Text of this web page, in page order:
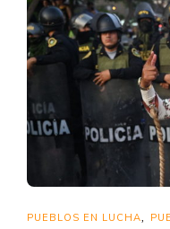
PUEBLOS EN LUCHA